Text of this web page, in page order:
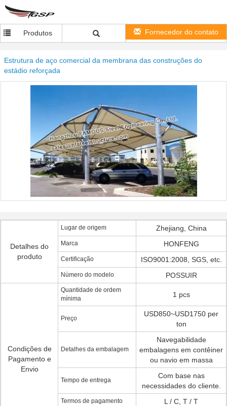
Produtos Fornecedor do contato
Estrutura de aço comercial da membrana das construções do
estádio reforçada
Detalhes do
produto
Lugar de origem Zhejiang, China
Marca HONFENG
Certificação ISO9001:2008, SGS, etc.
Número do modelo POSSUIR
Condições de
Pagamento e
Envio
Quantidade de ordem
mínima
1 pcs
Preço
USD850~USD1750 per
ton
Detalhes da embalagem
Navegabilidade
embalagens em contêiner
ou navio em massa
Tempo de entrega
Com base nas
necessidades do cliente.
Termos de pagamento L / C, T / T